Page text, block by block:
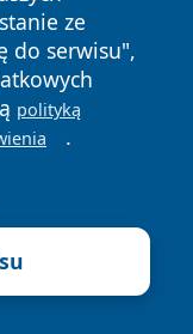
z tym światem
. Jego
czym stał się
dialog,
siły
jego
ze
do serwisu",
polityką
.